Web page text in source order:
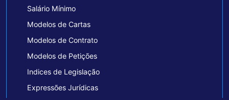
Salário Mínimo
Modelos de Cartas
Modelos de Contrato
Modelos de Petições
Indices de Legislação
Expressões Jurídicas